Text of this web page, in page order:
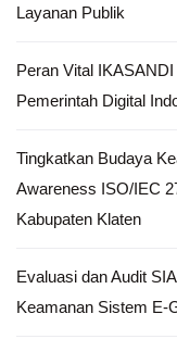
Layanan Publik
Peran Vital
Pemerintah Digital
Tingkatkan Budaya
Awareness ISO/IEC
Kabupaten Klaten
Evaluasi dan Audit
Keamanan Sistem E-